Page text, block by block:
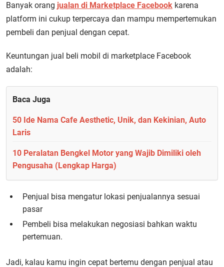
Banyak orang jualan di Marketplace Facebook karena
platform ini cukup terpercaya dan mampu mempertemukan
pembeli dan penjual dengan cepat.
Keuntungan jual beli mobil di marketplace Facebook
adalah:
Baca Juga
50 Ide Nama Cafe Aesthetic, Unik, dan Kekinian, Auto
Laris
10 Peralatan Bengkel Motor yang Wajib Dimiliki oleh
Pengusaha (Lengkap Harga)
Penjual bisa mengatur lokasi penjualannya sesuai
pasar
Pembeli bisa melakukan negosiasi bahkan waktu
pertemuan.
Jadi, kalau kamu ingin cepat bertemu dengan penjual atau